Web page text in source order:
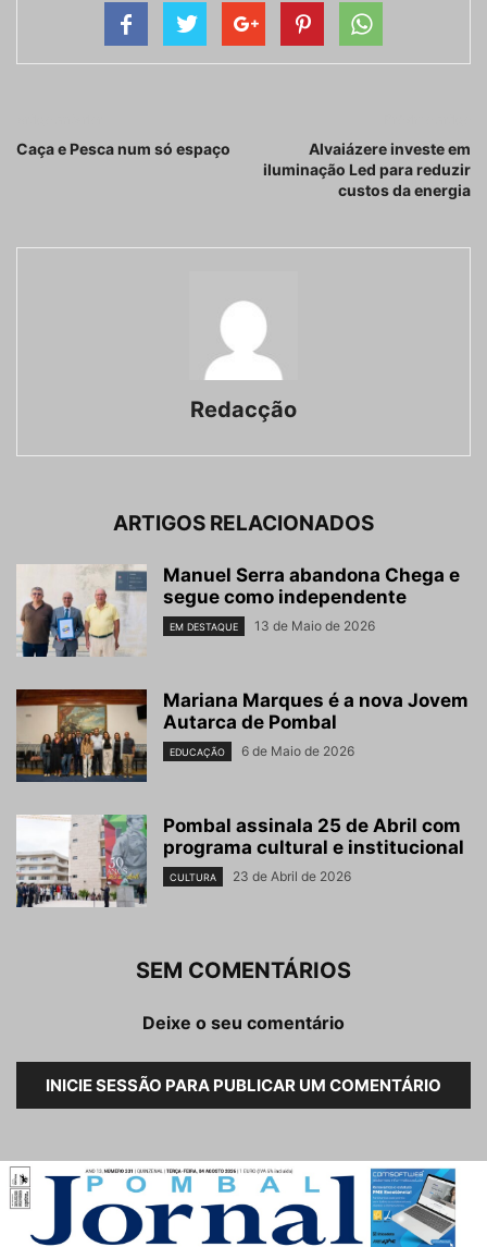
Caça e Pesca num só espaço
Alvaiázere investe em
iluminação Led para reduzir
custos da energia
Redacção
ARTIGOS RELACIONADOS
Manuel Serra abandona Chega e
segue como independente
EM DESTAQUE 13 de Maio de 2026
Mariana Marques é a nova Jovem
Autarca de Pombal
EDUCAÇÃO 6 de Maio de 2026
Pombal assinala 25 de Abril com
programa cultural e institucional
CULTURA 23 de Abril de 2026
SEM COMENTÁRIOS
Deixe o seu comentário
INICIE SESSÃO PARA PUBLICAR UM COMENTÁRIO